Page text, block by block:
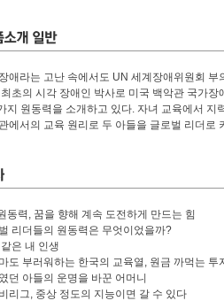
애라는 고난 속에서도 UN 세계장애위원회
초의 시각 장애인 박사로 미국 백악관 국가
지 원동력을 소개하고 있다. 자녀 교육에서
에서의 교육 원리로 두 아들을 글로벌 리더로
동력, 꿈을 향해 계속 도전하게 만드는 힘
리더들의 원동력은 무엇이었을까?
은 내 인생
도 부러워하는 한국의 교육열, 원금 까먹는 투
던 아들의 운명을 바꾼 어머니
리그, 중상 정도의 지능이면 갈 수 있다